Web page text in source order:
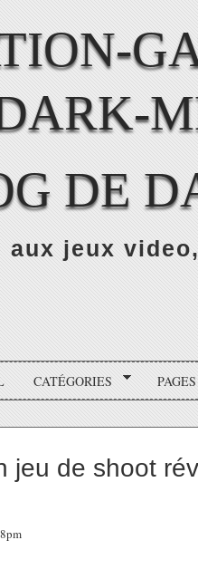
DE
aux jeux
CATÉGORIES PAGES
jeu de shoot